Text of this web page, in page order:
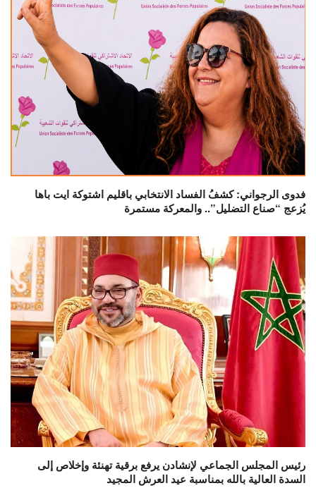
فدوى الرجواني: كشفُ الفساد الانتخابي باقليم اشتوكة ايت باها
يُزعج “صناع التضليل”.. والمعركة مستمرة
رئيس المجلس الجماعي لإنشادن يرفع برقية تهنئة وإخلاص إلى
السدة العالية بالله بمناسبة عيد العرش المجيد